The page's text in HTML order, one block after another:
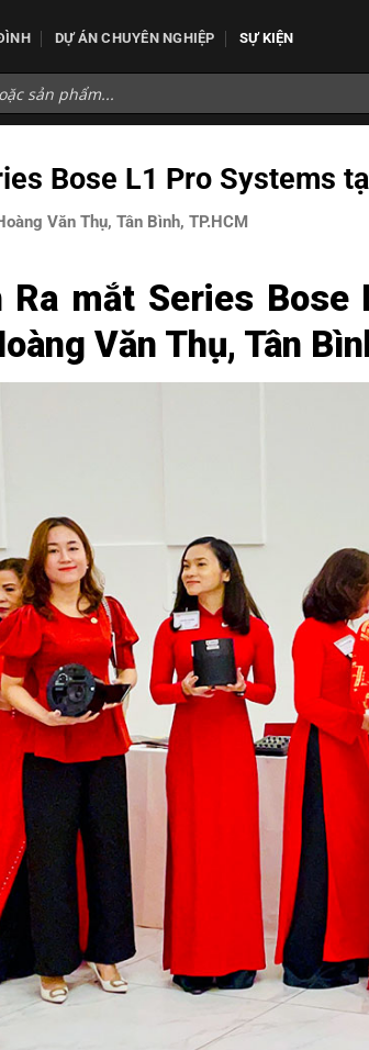
DỰ ÁN CHUYÊN NGHIỆP SỰ KIỆN
Bose L1 Pro Systems
Văn Thụ, Tân Bình, TP.HCM
Ra mắt Series
Văn Thụ, Tân